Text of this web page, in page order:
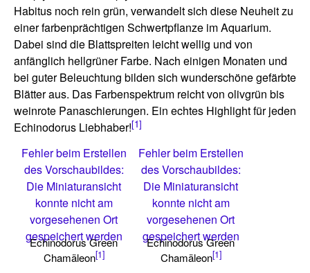
Habitus noch rein grün, verwandelt sich diese Neuheit zu
einer farbenprächtigen Schwertpflanze im Aquarium.
Dabei sind die Blattspreiten leicht wellig und von
anfänglich hellgrüner Farbe. Nach einigen Monaten und
bei guter Beleuchtung bilden sich wunderschöne gefärbte
Blätter aus. Das Farbenspektrum reicht von olivgrün bis
weinrote Panaschierungen. Ein echtes Highlight für jeden
Echinodorus Liebhaber![1]
Fehler beim Erstellen
des Vorschaubildes:
Die Miniaturansicht
konnte nicht am
vorgesehenen Ort
gespeichert werden
Echinodorus Green
Chamäleon[1]
Fehler beim Erstellen
des Vorschaubildes:
Die Miniaturansicht
konnte nicht am
vorgesehenen Ort
gespeichert werden
Echinodorus Green
Chamäleon[1]